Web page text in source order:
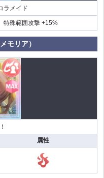
ラメイド
特殊範囲攻撃 +15%
モリア）
属性